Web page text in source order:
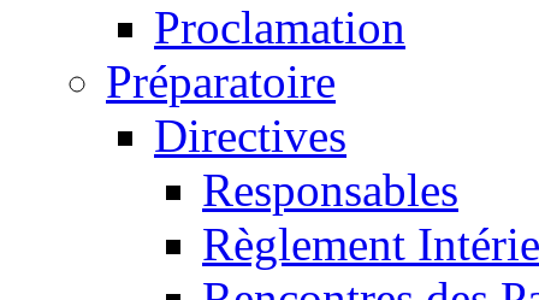
Proclamation
Préparatoire
Directives
Responsables
Règlement